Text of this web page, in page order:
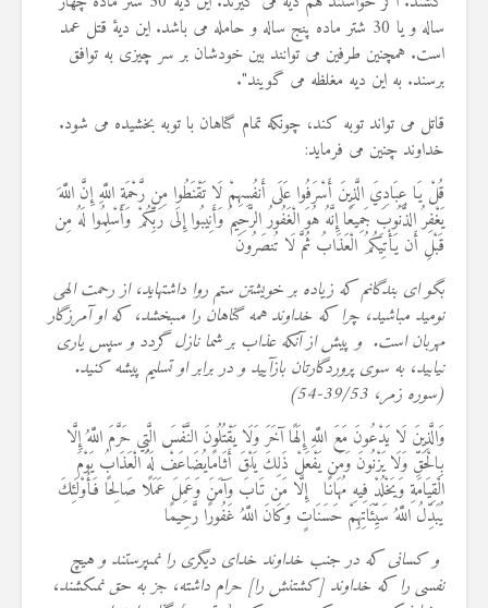
ساله و یا 30 شتر ماده پنج ساله و حامله می باشد. این دیۀ قتل عمد
است. همچنین طرفین می توانند بین خودشان بر سر چیزی به توافق
برسند. به این دیه مغلظه می گویند."
قاتل می تواند توبه کند، چونکه تمام گناهان با توبه بخشیده می شود.
خداوند چنین می فرماید:
قُلْ يَا عِبَادِيَ الَّذِينَ أَسْرَفُوا عَلَى أَنفُسِهِمْ لَا تَقْنَطُوا مِن رَّحْمَةِ اللَّهِ إِنَّ اللَّهَ
يَغْفِرُ الذُّنُوبَ جَمِيعًا إِنَّهُ هُوَ الْغَفُورُ الرَّحِيمُ وَأَنِيبُوا إِلَى رَبِّكُمْ وَأَسْلِمُوا لَهُ مِن
قَبْلِ أَن يَأْتِيَكُمُ الْعَذَابُ ثُمَّ لَا تُنصَرُونَ
بگو اى بندگانم كه زياده بر خويشتن ستم روا داشته‏ايد، از رحمت الهى
نوميد مباشيد، چرا كه خداوند همه گناهان را مى‏بخشد، كه او آمرزگار
مهربان است‏. و پيش از آنكه عذاب بر شما نازل گردد و سپس يارى
نيابيد، به سوى پروردگارتان بازآييد و در برابر او تسليم پيشه كنيد.
(سوره زمر، 39/53-54
)
وَالَّذِينَ لَا يَدْعُونَ مَعَ اللَّهِ إِلَهًا آخَرَ وَلَا يَقْتُلُونَ النَّفْسَ الَّتِي حَرَّمَ اللَّهُ إِلَّا
بِالْحَقِّ وَلَا يَزْنُونَ وَمَن يَفْعَلْ ذَلِكَ يَلْقَ أَثَامًايُضَاعَفْ لَهُ الْعَذَابُ يَوْمَ
الْقِيَامَةِ وَيَخْلُدْ فِيهِ مُهَانًا إِلَّا مَن تَابَ وَآمَنَ وَعَمِلَ عَمَلًا صَالِحًا فَأُوْلَئِكَ
يُبَدِّلُ اللَّهُ سَيِّئَاتِهِمْ حَسَنَاتٍ وَكَانَ اللَّهُ غَفُورًا رَّحِيمًا
و كسانى كه در جنب خداوند خداى ديگرى را نمى‏پرستند و هيچ
نفسى را كه خداوند [كشتنش را] حرام داشته، جز به حق نمى‏كشند،